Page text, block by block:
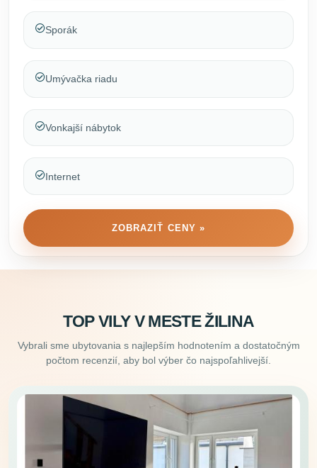
Sporák
Umývačka riadu
Vonkajší nábytok
Internet
ZOBRAZIŤ CENY »
TOP VILY V MESTE ŽILINA
Vybrali sme ubytovania s najlepším hodnotením a dostatočným
počtom recenzií, aby bol výber čo najspoľahlivejší.